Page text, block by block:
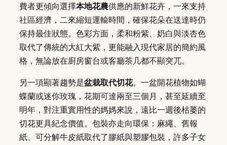
費者更傾向選擇本地花農供應的新鮮花卉，一來支持
社區經濟，二來縮短運輸時間，確保花朵在送達時仍
保持最佳狀態。色彩方面，柔和粉紫、奶白與淡杏色
取代了傳統的大紅大紫，更能融入現代家居的簡約風
格，無論放在廚房窗台或客廳茶几都不顯突兀。
另一項顯著趨勢是盆栽取代切花。一盆開花植物如蝴
蝶蘭或迷你玫瑰，花期可達兩至三個月，甚至延續至
明年，對注重實用性的媽媽來說，遠比一週後枯萎的
切花更具紀念價值。包裝亦走向環保：麻繩、舊報
紙、可分解牛皮紙取代了膠紙與塑膠包裝，許多子女